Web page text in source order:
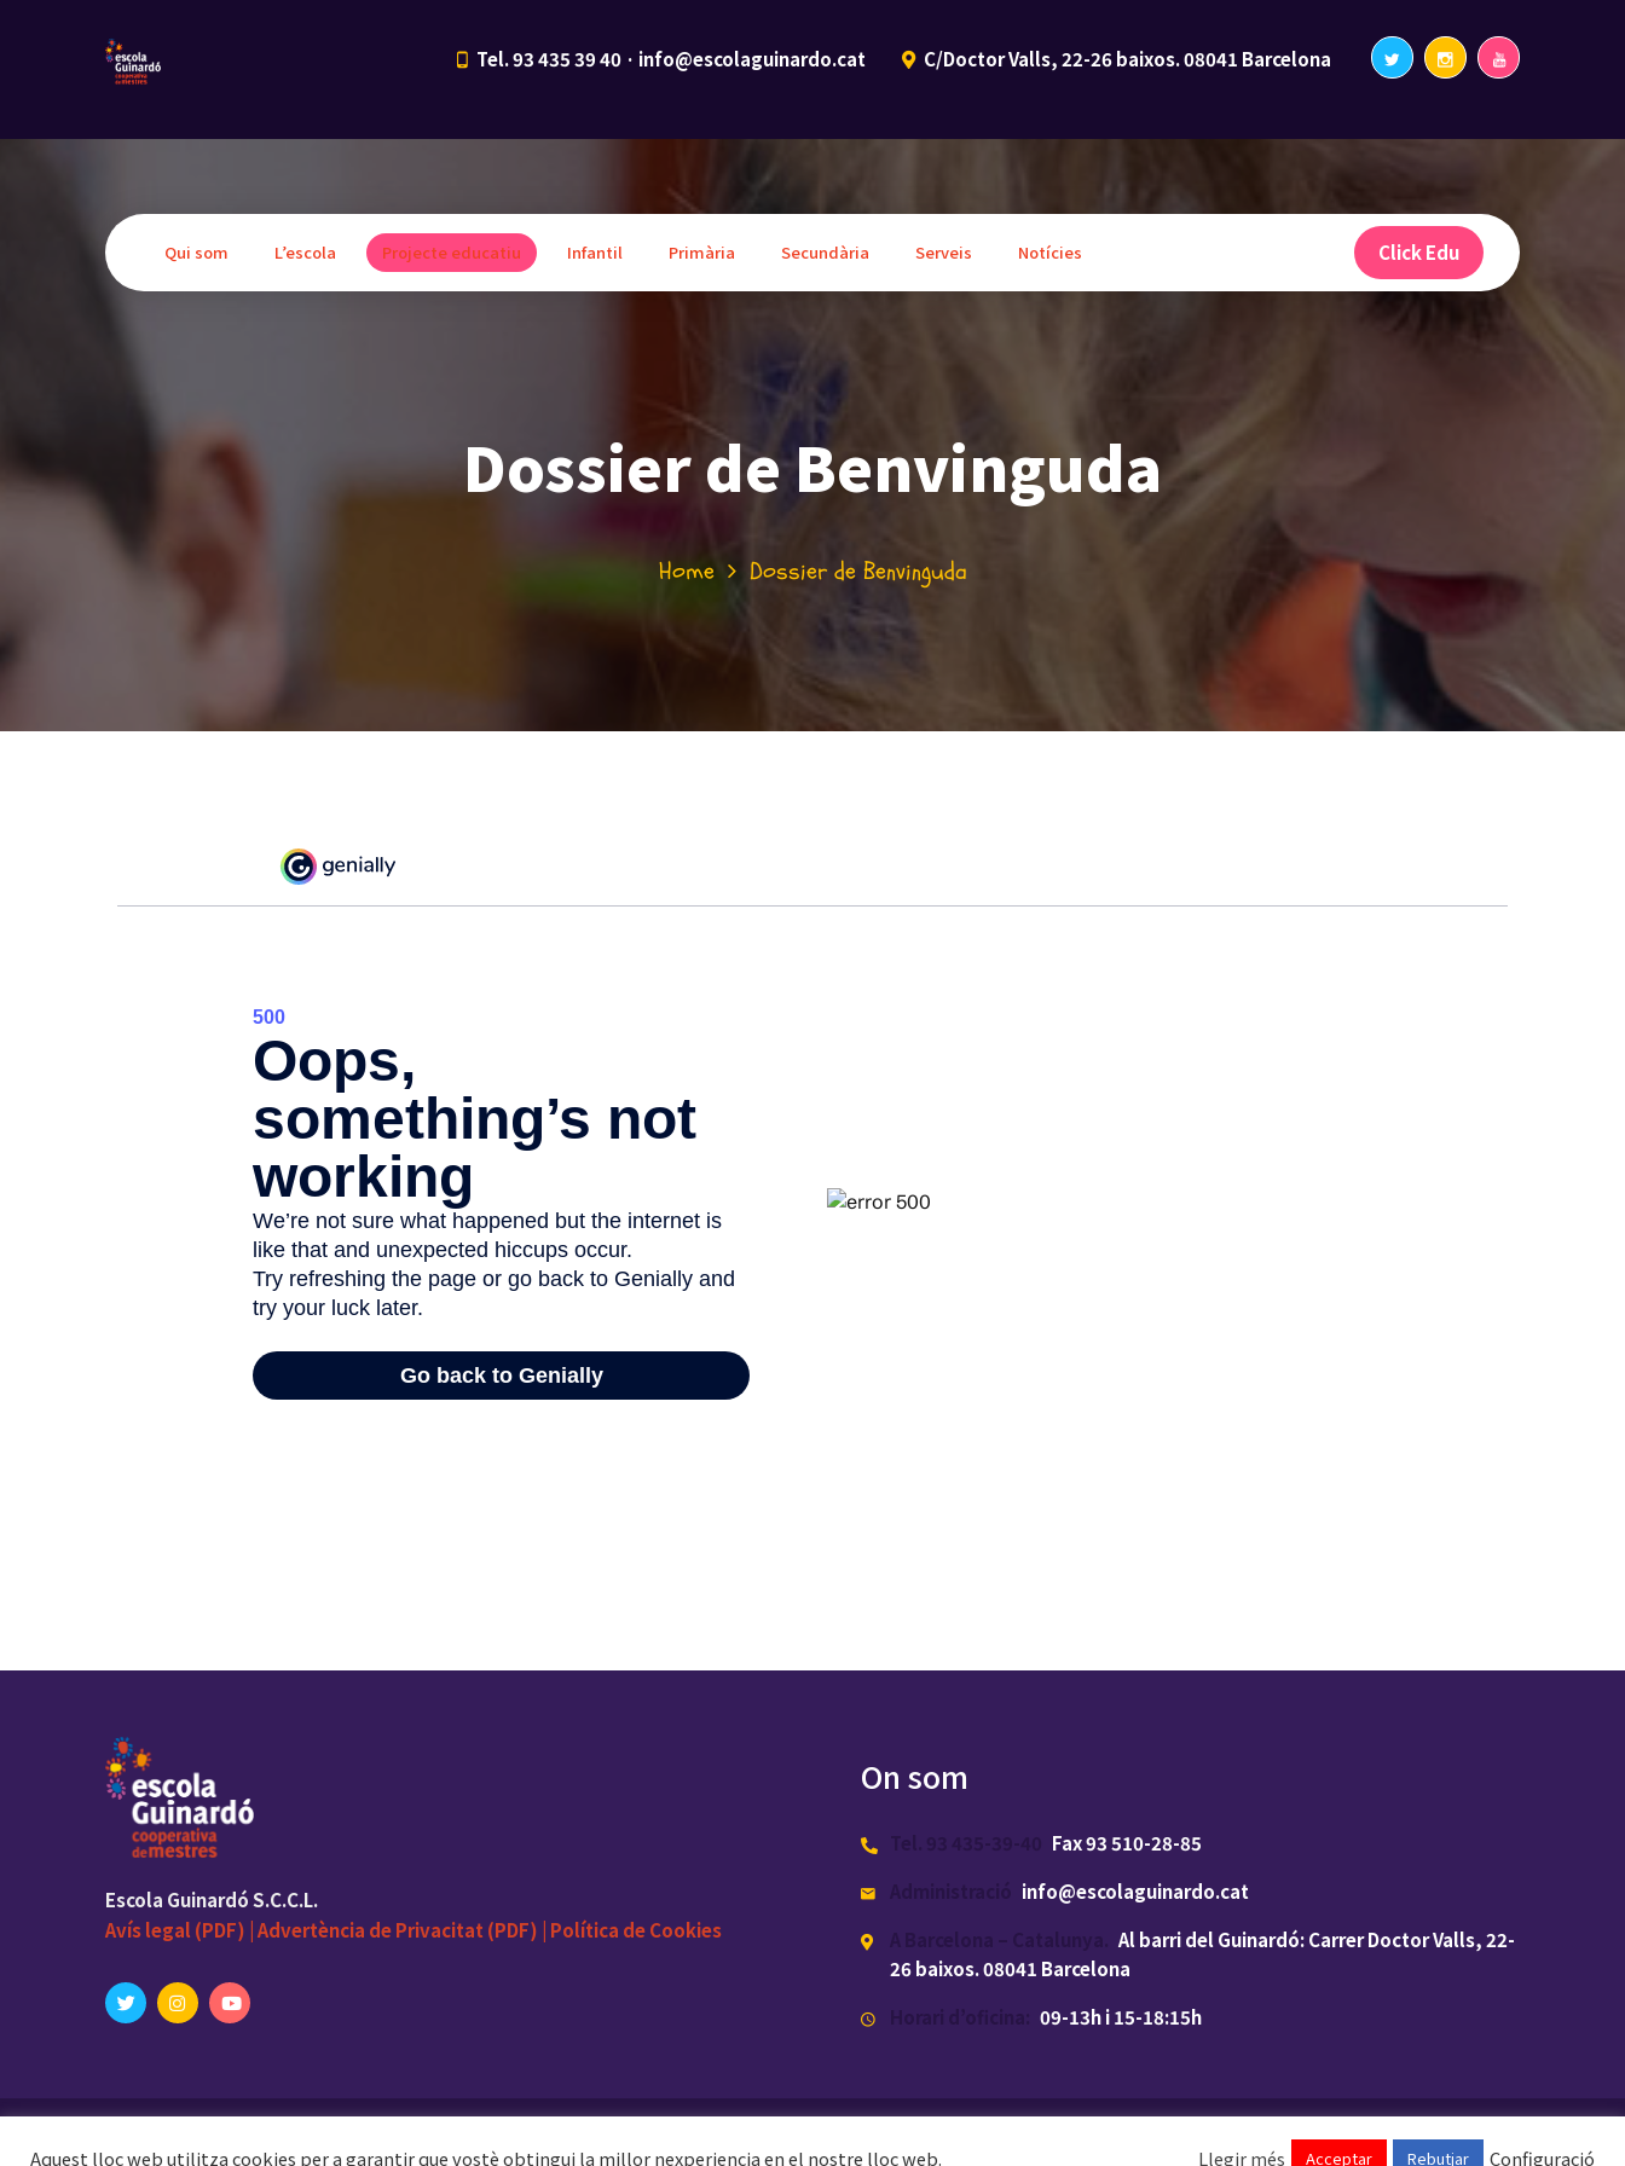
Tel. 93 435 39 40 · info@escolaguinardo.cat C/Doctor Valls, 22-26 baixos. 08041 Barcelona
Qui som L’escola Projecte educatiu Infantil Primària Secundària Serveis Notícies Click Edu
Dossier de Benvinguda
Home Dossier de Benvinguda
Escola Guinardó S.C.C.L.
Avís legal (PDF) | Advertència de Privacitat (PDF) | Política de Cookies
On som
Fax 93 510-28-85
info@escolaguinardo.cat
Al barri del Guinardó: Carrer Doctor Valls, 22-
26 baixos. 08041 Barcelona
09-13h i 15-18:15h
elenalosada.com
Aquest lloc web utilitza cookies per a garantir que vostè obtingui la millor nexperiencia en el nostre lloc web. Llegir més Acceptar Rebutjar Configuració